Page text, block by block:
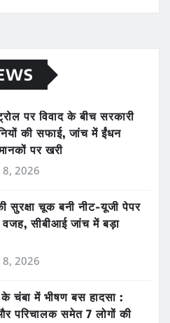
पर विवाद के बीच सरकारी
की सफाई, जांच में ईंधन
पर खरी
8, 2026
सुरक्षा चूक बनी नीट-यूजी पेपर
सीबीआई जांच में बड़ा
8, 2026
के चंबा में भीषण बस हादसा :
परिचालक समेत 7 लोगों की